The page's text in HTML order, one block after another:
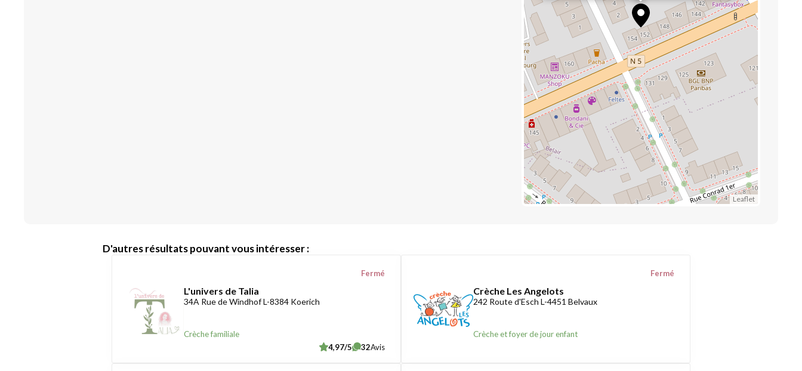
Leaflet
D'autres résultats pouvant vous intéresser :
L'univers de Talia
34A Rue de Windhof L-8384 Koerich
Crèche familiale
Fermé
4,97/5 32Avis
Crèche Les Angelots
242 Route d'Esch L-4451 Belvaux
Crèche et foyer de jour enfant
Fermé